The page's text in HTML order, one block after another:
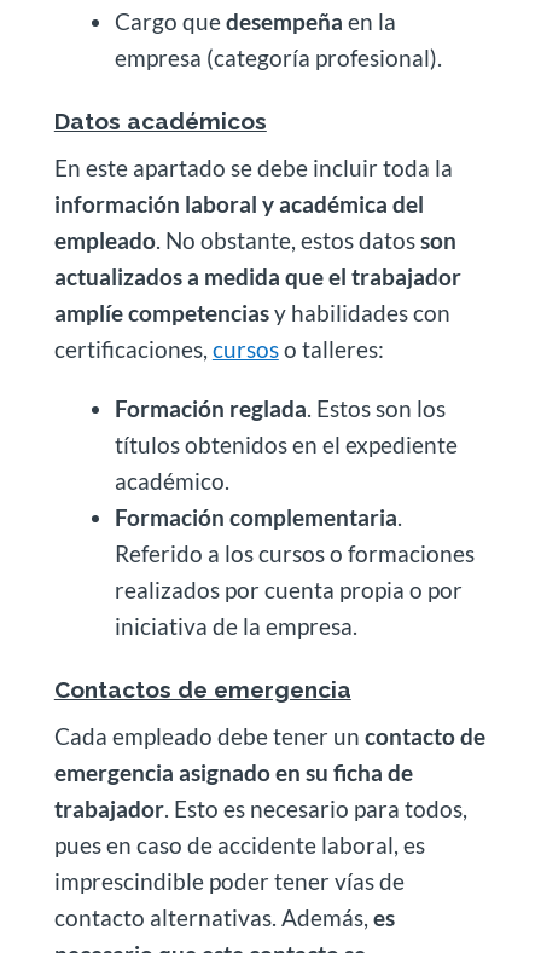
Cargo quedesempeña en la
empresa (categoría profesional).
Datos académicos
En este apartado se debe incluir toda la
información laboral y académica del
empleado. No obstante, estos datosson
actualizados a medida que el trabajador
amplíe competenciasy habilidades con
certificaciones, cursoso talleres:
Formación reglada. Estos son los
títulos obtenidos en el expediente
académico.
Formación complementaria.
Referido a los cursos o formaciones
realizados por cuenta propia o por
iniciativa de la empresa.
Contactos de emergencia
Cada empleado debe tener un contacto de
emergencia asignado en su ficha de
trabajador. Esto es necesario para todos,
pues en caso de accidente laboral, es
imprescindible poder tener vías de
contacto alternativas. Además, es